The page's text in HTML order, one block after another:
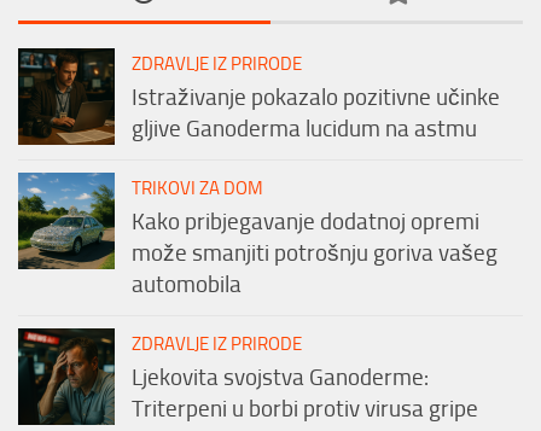
ZDRAVLJE IZ PRIRODE
Istraživanje pokazalo pozitivne učinke
gljive Ganoderma lucidum na astmu
TRIKOVI ZA DOM
Kako pribjegavanje dodatnoj opremi
može smanjiti potrošnju goriva vašeg
automobila
ZDRAVLJE IZ PRIRODE
Ljekovita svojstva Ganoderme:
Triterpeni u borbi protiv virusa gripe